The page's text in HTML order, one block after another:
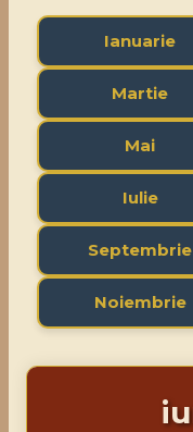
Ianuarie
Martie
Mai
Iulie
Septembrie
Noiembrie